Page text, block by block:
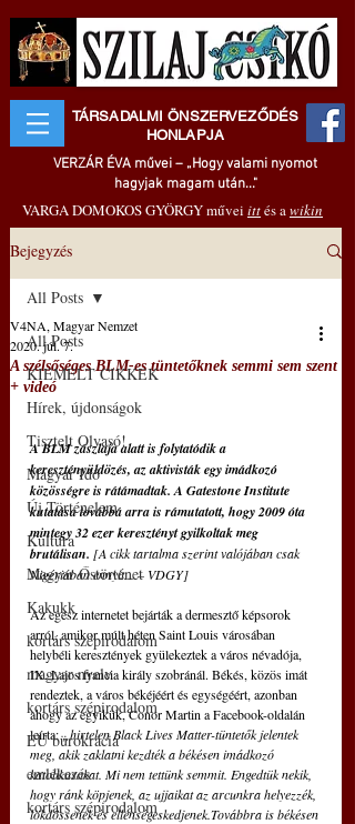
TÁRSADALMI ÖNSZERVEZŐDÉS
HONLAPJA
VERZÁR ÉVA művei – „Hogy valami nyomot
hagyjak magam után..."
VARGA DOMOKOS GYÖRGY művei ittés awikin
Bejegyzés
All Posts
KIEMELT CIKKEK
Hírek, újdonságok
Tisztelt Olvasó!
Magyar Idő
Új Történelem
Kultúra
Magyar Őstörténet
Kakukk
kortárs szépirodalom
magyar nyelv
kortárs szépirodalom
EU bürokrácia
emlékezés
kortárs szépirodalom
All Posts
A szélsőséges BLM-es tüntetőknek semmi sem szent
+ videó
V4NA, Magyar Nemzet
2020. júl. 7.
A BLM zászlaja alatt is folytatódik a
keresztényüldözés, az aktivisták egy imádkozó
közösségre is rátámadtak. A Gatestone Institute
kutatása továbbá arra is rámutatott, hogy 2009 óta
mintegy 32 ezer keresztényt gyilkoltak meg
brutálisan. [A cikk tartalma szerint valójában csak
Nigériában ennyit... – VDGY]
Az egész internetet bejárták a dermesztő képsorok
arról, amikor múlt héten Saint Louis városában
helybéli keresztények gyülekeztek a város névadója,
IX. Lajos francia király szobránál. Békés, közös imát
rendeztek, a város békéjéért és egységéért, azonban
ahogy az egyikük, Conor Martin a Facebook-oldalán
leírta: „hirtelen Black Lives Matter-tüntetők jelentek
meg, akik zaklatni kezdték a békésen imádkozó
katolikusokat. Mi nem tettünk semmit. Engedtük nekik,
hogy ránk köpjenek, az ujjaikat az arcunkra helyezzék,
lökdössenek és ellenségeskedjenek.Továbbra is békésen